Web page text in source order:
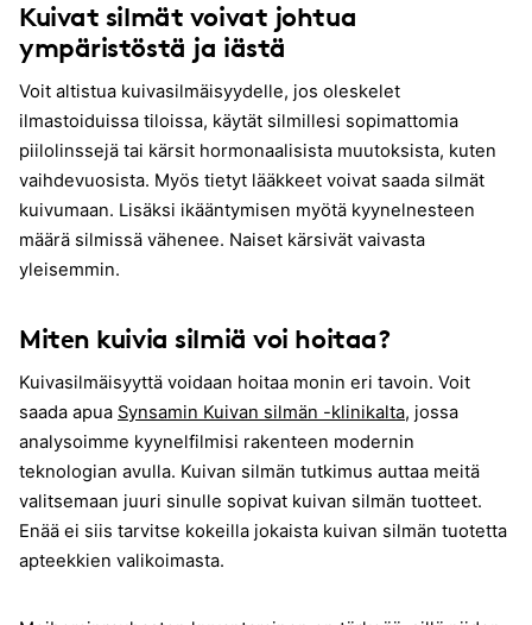
Kuivat silmät voivat johtua
ympäristöstä ja iästä
Voit altistua kuivasilmäisyydelle, jos oleskelet
ilmastoiduissa tiloissa, käytät silmillesi sopimattomia
piilolinssejä tai kärsit hormonaalisista muutoksista, kuten
vaihdevuosista. Myös tietyt lääkkeet voivat saada silmät
kuivumaan. Lisäksi ikääntymisen myötä kyynelnesteen
määrä silmissä vähenee. Naiset kärsivät vaivasta
yleisemmin.
Miten kuivia silmiä voi hoitaa?
Kuivasilmäisyyttä voidaan hoitaa monin eri tavoin. Voit
saada apua Synsamin Kuivan silmän -klinikalta, jossa
analysoimme kyynelfilmisi rakenteen modernin
teknologian avulla. Kuivan silmän tutkimus auttaa meitä
valitsemaan juuri sinulle sopivat kuivan silmän tuotteet.
Enää ei siis tarvitse kokeilla jokaista kuivan silmän tuotetta
apteekkien valikoimasta.